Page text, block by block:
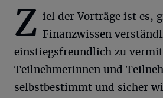
Z iel der Vorträge ist es,
Finanzwissen
einstiegsfreundlich zu
Teilnehmerinnen und
selbstbestimmt und sicher